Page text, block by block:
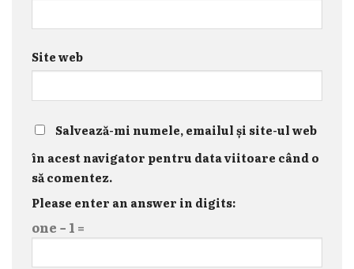
Site web
Salvează-mi numele, emailul și site-ul web
în acest navigator pentru data viitoare când o
să comentez.
Please enter an answer in digits:
one − 1 =